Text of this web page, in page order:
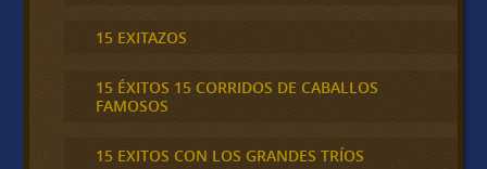
15 EXITAZOS
15 ÉXITOS 15 CORRIDOS DE CABALLOS
FAMOSOS
15 EXITOS CON LOS GRANDES TRÍOS